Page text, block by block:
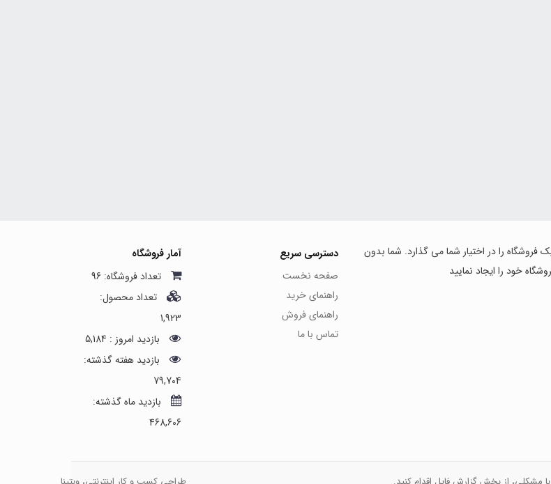
فروشگاه را در اختیار شما می گذارد. شما بدون
خود را ایجاد نمایید
دسترسی سریع
صفحه نخست
راهنمای خرید
راهنمای فروش
تماس با ما
آمار فروشگاه
تعداد فروشگاه: 96
تعداد محصول:
1,923
بازدید امروز : 5,184
بازدید هفته گذشته:
79,704
بازدید ماه گذشته:
468,606